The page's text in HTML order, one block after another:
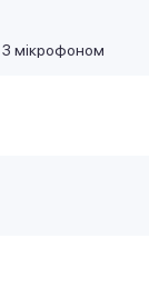
З мікрофоном